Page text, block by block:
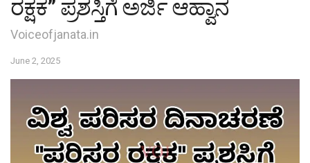
ರಕ್ಷಕ” ಪ್ರಶಸ್ತಿಗೆ ಅರ್ಜಿ ಆಹ್ವಾನ
Voiceofjanata.in
June 2, 2025